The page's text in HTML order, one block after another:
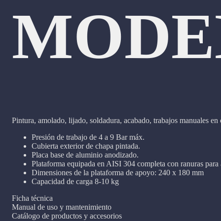
Pintura, amolado, lijado, soldadura, acabado, trabajos manuales
Presión de trabajo de 4 a 9 Bar máx.
Cubierta exterior de chapa pintada.
Placa base de aluminio anodizado.
Plataforma equipada en AISI 304 completa con ranuras para
Dimensiones de la plataforma de apoyo: 240 x 180 mm
Capacidad de carga 8-10 kg
Ficha técnica
Manual de uso y mantenimiento
Catálogo de productos y accesorios